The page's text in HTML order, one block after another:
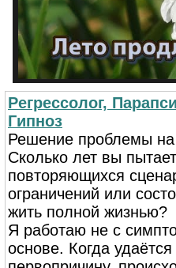
Регрессолог,
Гипноз
Решение проблемы на
Сколько лет вы
повторяющихся
ограничений или
жить полной жизнью?
Я работаю не с
основе. Когда